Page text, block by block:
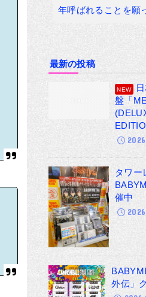
年呼ばれることを
最新の投稿
盤「
タワー
催中
外伝」